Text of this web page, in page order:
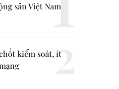
sản Việt Nam
kiểm soát, ít